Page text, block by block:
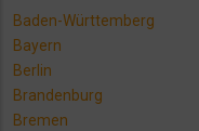
Baden-Württemberg
Bayern
Berlin
Brandenburg
Bremen